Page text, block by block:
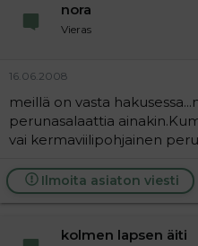
e
t
n
a
l
o
t
t
a
a
i
n
i
e
s
i
nora
Vieras
16.06.2008
meillä on vasta
perunasalaattia
vai kermaviilipohjainen
Ilmoita asiaton viesti
kolmen lapsen äiti